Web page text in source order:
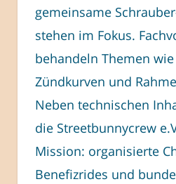
gemeinsame
stehen im Fokus.
behandeln Themen
Zündkurven und
Neben technischen
die Streetbunnycrew
Mission: organisierte
Benefizrides und